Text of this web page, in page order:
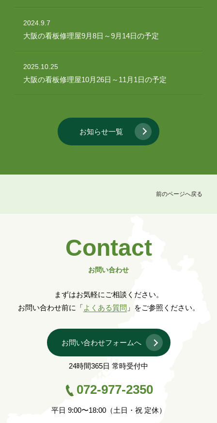
2024.9.7
大阪の看板修理屋9月8日～9月14日の予定
2025.10.25
大阪の看板修理屋10月26日～11月1日の予定
お知らせ一覧
前のページへ戻る
Contact
お問い合わせ
まずはお気軽にご相談ください。
お問い合わせ前に「よくある質問 」をご参照ください。
お問い合わせフォームへ
24時間365日 常時受付中
072-977-2350
平日 9:00〜18:00（土日・祝 定休）